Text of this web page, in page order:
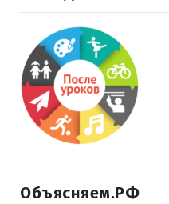
Объясняем.РФ